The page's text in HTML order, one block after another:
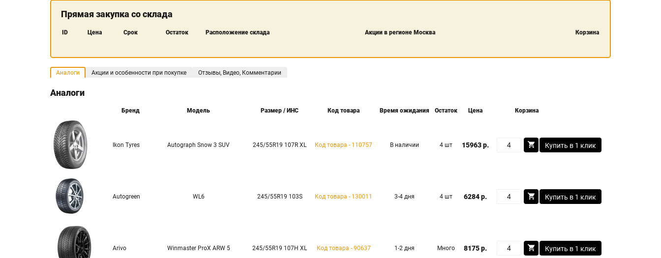
Прямая закупка со склада
ID Цена Срок Остаток Расположение склада Акции в регионе Москва Корзина
Аналоги Акции и особенности при покупке Отзывы, Видео, Комментарии
Аналоги
Бренд Модель Размер / ИНС Код товара Время ожидания Остаток Цена Корзина
Ikon Tyres Autograph Snow 3 SUV 245/55R19 107R XL Код товара - 110757 В наличии 4 шт 15963 р. Купить в 1 клик
Autogreen WL6 245/55R19 103S Код товара - 130011 3-4 дня 4 шт 6284 р. Купить в 1 клик
Arivo Winmaster ProX ARW 5 245/55R19 107H XL Код товара - 90637 1-2 дня Много 8175 р. Купить в 1 клик